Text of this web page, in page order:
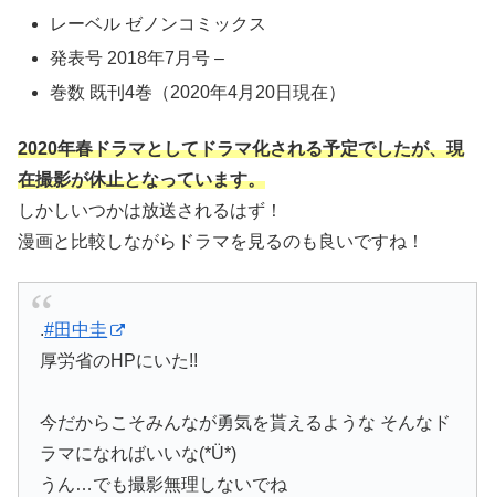
レーベル ゼノンコミックス
発表号 2018年7月号 –
巻数 既刊4巻（2020年4月20日現在）
2020年春ドラマとしてドラマ化される予定でしたが、現
在撮影が休止となっています。
しかしいつかは放送されるはず！
漫画と比較しながらドラマを見るのも良いですね！
.#田中圭
厚労省のHPにいた!!
今だからこそみんなが勇気を貰えるような そんなド
ラマになればいいな(*Ü*)
うん…でも撮影無理しないでね